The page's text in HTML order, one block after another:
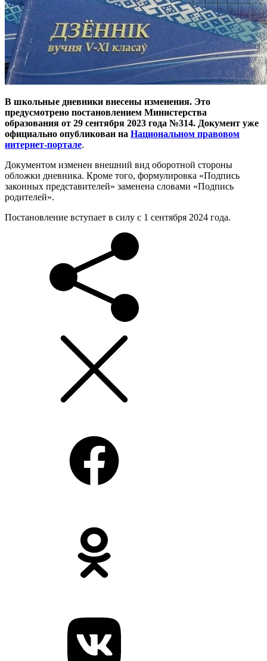
В школьные дневники внесены изменения. Это
предусмотрено постановлением Министерства
образования от 29 сентября 2023 года №314. Документ уже
официально опубликован на Национальном правовом
интернет-портале.
Документом изменен внешний вид оборотной стороны
обложки дневника. Кроме того, формулировка «Подпись
законных представителей» заменена словами «Подпись
родителей».
Постановление вступает в силу с 1 сентября 2024 года.